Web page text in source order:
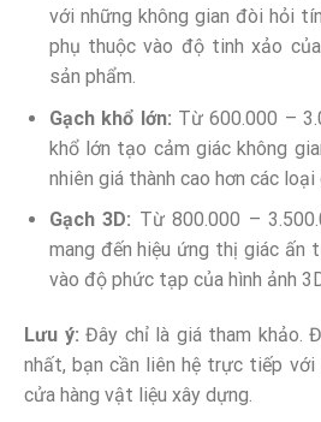
với những không gian đòi hỏi
phụ thuộc vào độ tinh xảo
sản phẩm.
Gạch khổ lớn: Từ 600.000 –
khổ lớn tạo cảm giác không
nhiên giá thành cao hơn các
Gạch 3D: Từ 800.000 –
mang đến hiệu ứng thị giác ấn
vào độ phức tạp của hình ảnh
Lưu ý: Đây chỉ là giá tham khảo.
nhất, bạn cần liên hệ trực tiếp với
cửa hàng vật liệu xây dựng.